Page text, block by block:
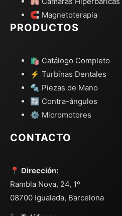
🧲 Magnetoterapia
PRODUCTOS
🛍️ Catálogo Completo
⚡ Turbinas Dentales
🔩 Piezas de Mano
🔄 Contra-ángulos
⚙️ Micromotores
CONTACTO
📍 Dirección:
Rambla Nova, 24, 1º
08700 Igualada, Barcelona